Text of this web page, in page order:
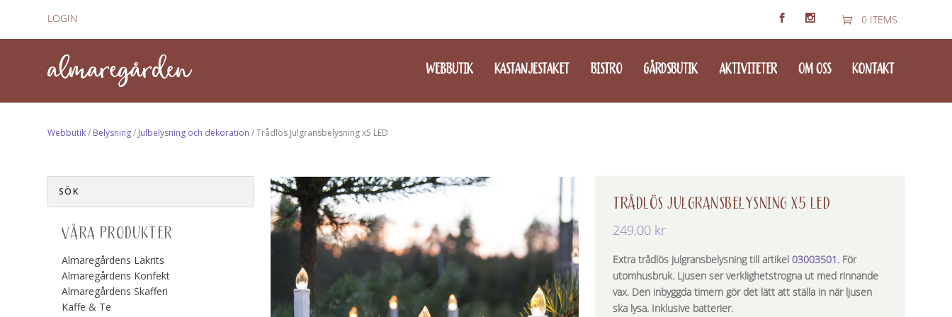
LOGIN 0 ITEMS
WEBBUTIK KASTANJESTAKET BISTRO GÅRDSBUTIK AKTIVITETER OM OSS KONTAKT
Webbutik/ Belysning/ Julbelysning och dekoration / Trådlös Julgransbelysning x5 LED
TRÅDLÖS JULGRANSBELYSNING X5 LED
249,00 kr
Extra trådlös julgransbelysning till artikel03003501. För
utomhusbruk. Ljusen ser verklighetstrogna ut med rinnande
vax. Den inbyggda timern gör det lätt att ställa in när ljusen
ska lysa. Inklusive batterier.
VÅRA PRODUKTER
Almaregårdens Lakrits
Almaregårdens Konfekt
Almaregårdens Skafferi
Kaffe & Te